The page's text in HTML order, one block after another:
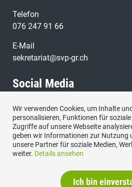
Telefon
076 247 91 66
E-Mail
sekretariat@svp-gr.ch
Social Media
Besuchen Sie uns bei:
Wir verwenden Cookies, um Inhalte
personalisieren, Funktionen für
Zugriffe auf unsere Webseite
geben wir Informationen zur Nutzung
unsere Partner für soziale Medien,
weiter. Details ansehen
Ich bin